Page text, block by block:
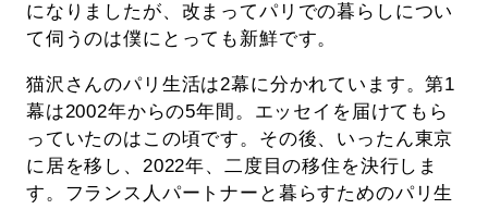
になりましたが、改まってパリでの暮らしについ
て伺うのは僕にとっても新鮮です。
猫沢さんのパリ生活は2幕に分かれています。第1
幕は2002年からの5年間。エッセイを届けてもら
っていたのはこの頃です。その後、いったん東京
に居を移し、2022年、二度目の移住を決行しま
す。フランス人パートナーと暮らすためのパリ生